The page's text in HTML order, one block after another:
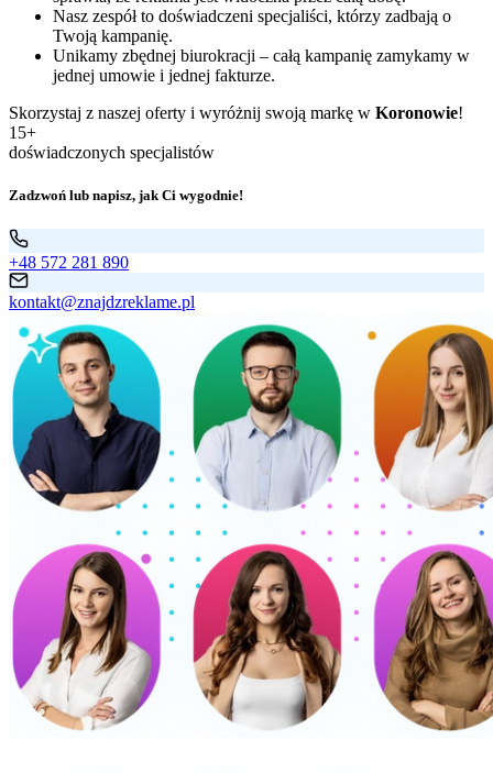
Nasz zespół to doświadczeni specjaliści, którzy zadbają o
Twoją kampanię.
Unikamy zbędnej biurokracji – całą kampanię zamykamy w
jednej umowie i jednej fakturze.
Skorzystaj z naszej oferty i wyróżnij swoją markę w Koronowie!
15+
doświadczonych specjalistów
Zadzwoń lub napisz, jak Ci wygodnie!
+48 572 281 890
kontakt@znajdzreklame.pl